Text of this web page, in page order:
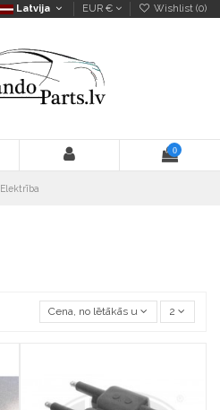
Latvija EUR € Wishlist (0)
0
Elektrība
Cena, no lētākās uz dārgāko
2